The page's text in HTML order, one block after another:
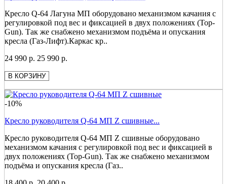
Кресло Q-64 Лагуна МП оборудовано механизмом качания с
регулировкой под вес и фиксацией в двух положениях (Top-
Gun). Так же снабжено механизмом подъёма и опускания
кресла (Газ-Лифт).Каркас кр..
24 990 р. 25 990 р.
В КОРЗИНУ
-10%
Кресло руководителя Q-64 МП Z сшивные...
Кресло руководителя Q-64 МП Z сшивные оборудовано
механизмом качания с регулировкой под вес и фиксацией в
двух положениях (Top-Gun). Так же снабжено механизмом
подъёма и опускания кресла (Газ..